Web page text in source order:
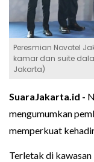
Peresmian Novotel
kamar dan suite
Jakarta)
SuaraJakarta.id -
mengumumkan
memperkuat
Terletak di